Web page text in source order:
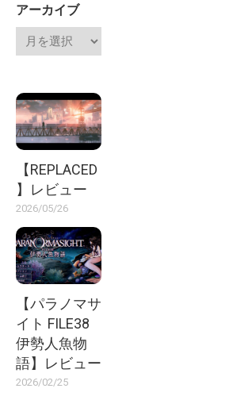
アーカイブ
【REPLACED
】レビュー
2026/05/26
【パラノマサ
イト FILE38
伊勢人魚物
語】レビュー
2026/02/25